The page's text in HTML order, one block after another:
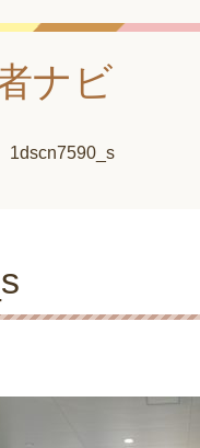
ナビ
1dscn7590_s